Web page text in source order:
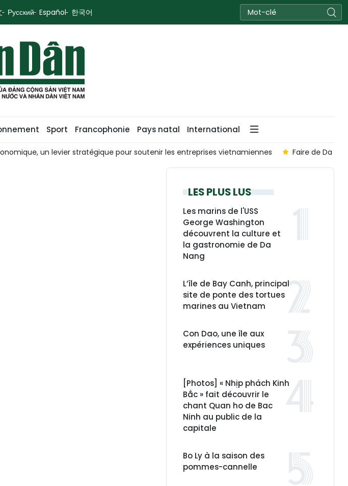
Русский Español 한국어
Sport Francophonie Pays natal International
un levier stratégique pour soutenir les entreprises vietnamiennes Faire de Da
LES PLUS LUS
Les marins de l'USS
George Washington
découvrent la culture et
la gastronomie de Da
Nang
L’île de Bay Canh, principal
site de ponte des tortues
marines au Vietnam
Con Dao, une île aux
expériences uniques
[Photos] « Nhịp phách Kinh
Bắc » fait découvrir le
chant Quan ho de Bac
Ninh au public de la
capitale
Bo Ly à la saison des
pommes-cannelle